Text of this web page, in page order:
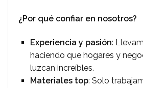
¿Por qué confiar en nosotros?
Experiencia y pasión:
haciendo que hogares y
luzcan increíbles.
Materiales top: Solo